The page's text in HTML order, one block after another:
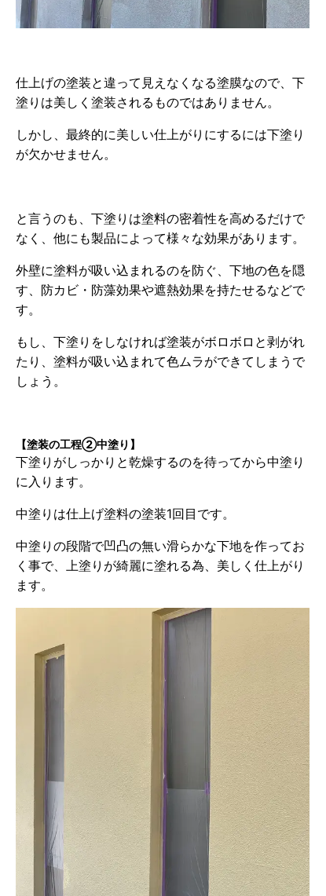
仕上げの塗装と違って見えなくなる塗膜なので、下
塗りは美しく塗装されるものではありません。
しかし、最終的に美しい仕上がりにするには下塗り
が欠かせません。
と言うのも、下塗りは塗料の密着性を高めるだけで
なく、他にも製品によって様々な効果があります。
外壁に塗料が吸い込まれるのを防ぐ、下地の色を隠
す、防カビ・防藻効果や遮熱効果を持たせるなどで
す。
もし、下塗りをしなければ塗装がボロボロと剥がれ
たり、塗料が吸い込まれて色ムラができてしまうで
しょう。
【塗装の工程②中塗り】
下塗りがしっかりと乾燥するのを待ってから中塗り
に入ります。
中塗りは仕上げ塗料の塗装1回目です。
中塗りの段階で凹凸の無い滑らかな下地を作ってお
く事で、上塗りが綺麗に塗れる為、美しく仕上がり
ます。